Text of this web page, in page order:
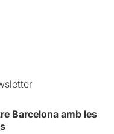
Barcelona amb les